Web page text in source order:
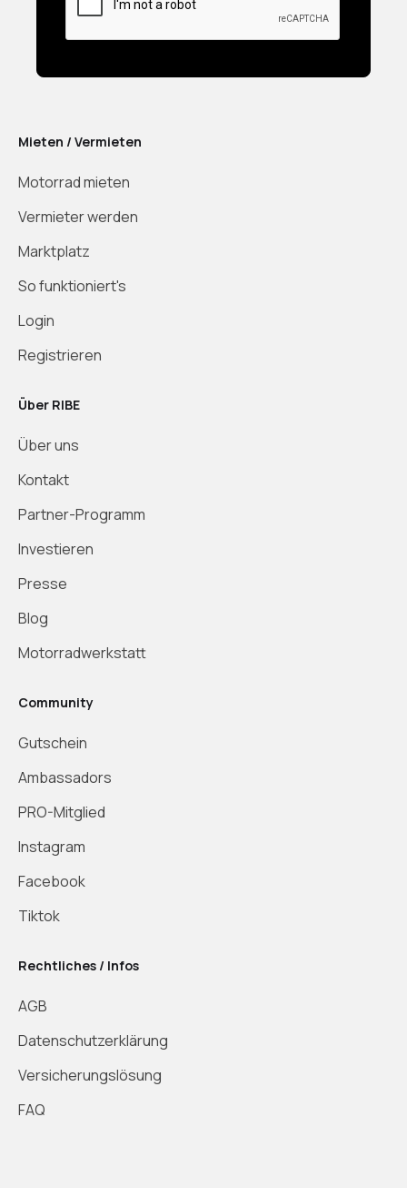
Mieten / Vermieten
Motorrad mieten
Vermieter werden
Marktplatz
So funktioniert's
Login
Registrieren
Über RIBE
Über uns
Kontakt
Partner-Programm
Investieren
Presse
Blog
Motorradwerkstatt
Community
Gutschein
Ambassadors
PRO-Mitglied
Instagram
Facebook
Tiktok
Rechtliches / Infos
AGB
Datenschutzerklärung
Versicherungslösung
FAQ